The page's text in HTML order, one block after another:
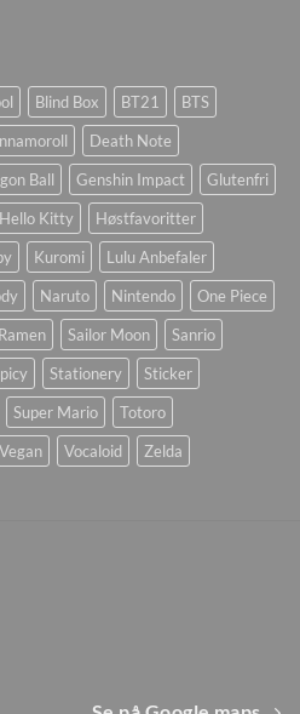
Blind Box BT21
BTS
Death Note
Ball Genshin Impact
Glutenfri
Hello Kitty
Høstfavoritter
Kuromi
Lulu Anbefaler
Naruto Nintendo
One Piece
Ramen Sailor Moon
Sanrio
Stationery
Sticker
Super Mario
Totoro
Vegan Vocaloid Zelda